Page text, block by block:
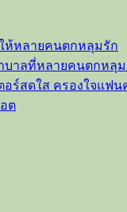
ห้หลายคนตกหลุมรัก
บาลที่หลายคนตกหลุ
อร์สดใส ครองใจแฟ
ต